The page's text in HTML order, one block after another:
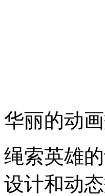
华丽的动
绳索英雄
设计和动